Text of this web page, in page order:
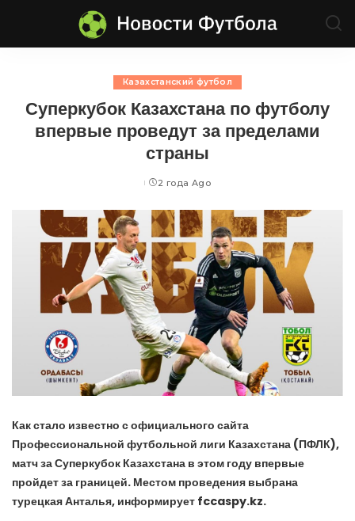
Казахстанский футбол
Суперкубок Казахстана по футболу
впервые проведут за пределами
страны
Posted
2 года Ago
Как стало известно с официального сайта
Профессиональной футбольной лиги Казахстана (ПФЛК),
матч за Суперкубок Казахстана в этом году впервые
пройдет за границей. Местом проведения выбрана
турецкая Анталья, информирует fccaspy.kz.